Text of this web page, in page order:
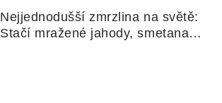
Nejjednodušší zmrzlina na světě:
Stačí mražené jahody, smetana a